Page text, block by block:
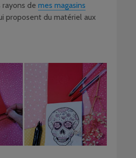
rayons de mes magasins
proposent du matériel aux